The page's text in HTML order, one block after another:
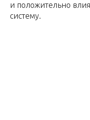
и положительно
систему.